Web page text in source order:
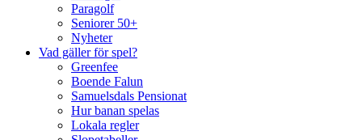
Paragolf
Seniorer 50+
Nyheter
Vad gäller för spel?
Greenfee
Boende Falun
Samuelsdals Pensionat
Hur banan spelas
Lokala regler